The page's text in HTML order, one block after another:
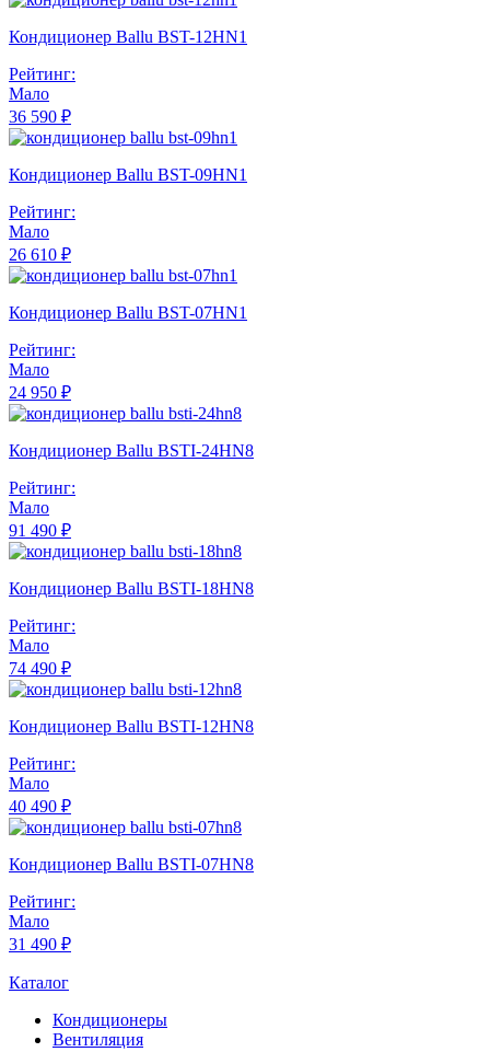
Кондиционер Ballu BST-12HN1
Рейтинг:
Мало
36 590 ₽
Кондиционер Ballu BST-09HN1
Рейтинг:
Мало
26 610 ₽
Кондиционер Ballu BST-07HN1
Рейтинг:
Мало
24 950 ₽
Кондиционер Ballu BSTI-24HN8
Рейтинг:
Мало
91 490 ₽
Кондиционер Ballu BSTI-18HN8
Рейтинг:
Мало
74 490 ₽
Кондиционер Ballu BSTI-12HN8
Рейтинг:
Мало
40 490 ₽
Кондиционер Ballu BSTI-07HN8
Рейтинг:
Мало
31 490 ₽
Каталог
Кондиционеры
Вентиляция